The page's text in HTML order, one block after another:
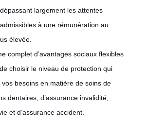
largement les attentes
à une rémunération au
élevée.
complet d’avantages sociaux flexibles
choisir le niveau de protection qui
besoins en matière de soins de
dentaires, d’assurance invalidité,
et d’assurance accident.